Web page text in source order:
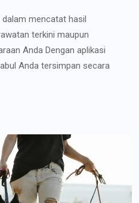
mencatat hasil
terkini maupun
Anda Dengan aplikasi
Anda tersimpan secara